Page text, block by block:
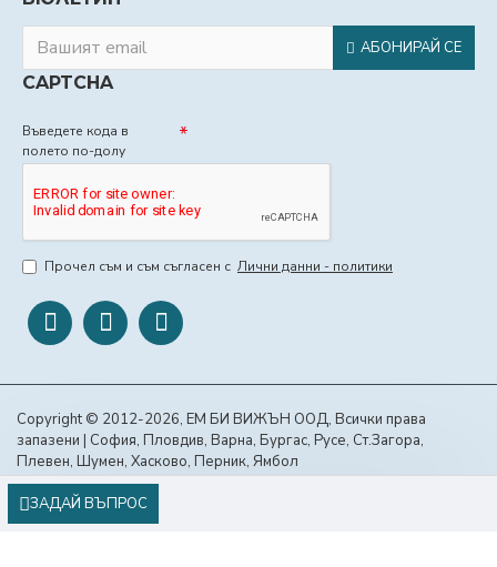
ЗАДАЙ ВЪПРОС
АБОНИРАЙ СЕ
CAPTCHA
Въведете кода в
полето по-долу
Прочел съм и съм съгласен с Лични данни - политики
Copyright © 2012-2026, ЕМ БИ ВИЖЪН ООД, Всички права
запазени | София, Пловдив, Варна, Бургас, Русе, Ст.Загора,
Плевен, Шумен, Хасково, Перник, Ямбол